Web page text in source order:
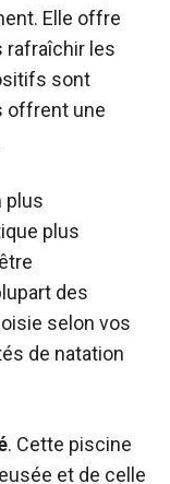
Elle offre
rafraîchir les
sont
offrent une
plus
plus
des
selon vos
de natation
. Cette piscine
et de celle